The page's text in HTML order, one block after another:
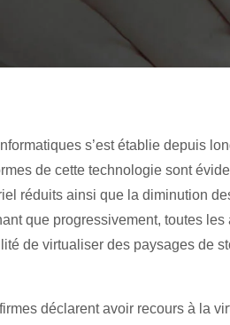
s’est établie depuis
de cette technologie sont
réduits ainsi que la diminution
que progressivement, toutes
de virtualiser des paysages de
déclarent avoir recours à la